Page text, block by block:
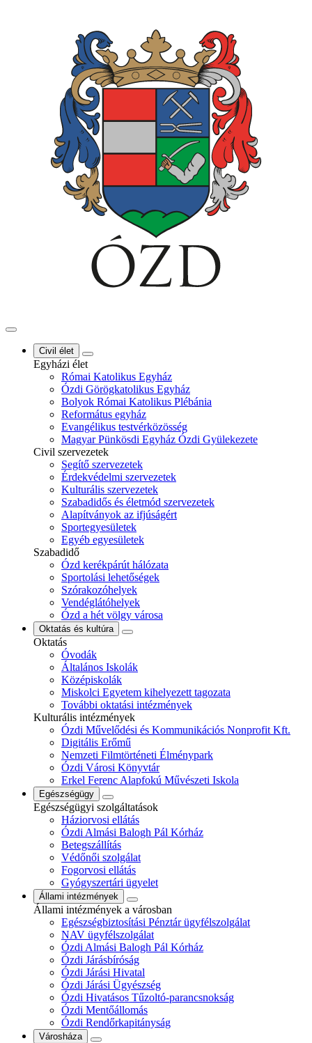
Civil élet
Egyházi élet
Római Katolikus Egyház
Ózdi Görögkatolikus Egyház
Bolyok Római Katolikus Plébánia
Református egyház
Evangélikus testvérközösség
Magyar Pünkösdi Egyház Ózdi Gyülekezete
Civil szervezetek
Segítő szervezetek
Érdekvédelmi szervezetek
Kulturális szervezetek
Szabadidős és életmód szervezetek
Alapítványok az ifjúságért
Sportegyesületek
Egyéb egyesületek
Szabadidő
Ózd kerékpárút hálózata
Sportolási lehetőségek
Szórakozóhelyek
Vendéglátóhelyek
Ózd a hét völgy városa
Oktatás és kultúra
Oktatás
Óvodák
Általános Iskolák
Középiskolák
Miskolci Egyetem kihelyezett tagozata
További oktatási intézmények
Kulturális intézmények
Ózdi Művelődési és Kommunikációs Nonprofit Kft.
Digitális Erőmű
Nemzeti Filmtörténeti Élménypark
Ózdi Városi Könyvtár
Erkel Ferenc Alapfokú Művészeti Iskola
Egészségügy
Egészségügyi szolgáltatások
Háziorvosi ellátás
Ózdi Almási Balogh Pál Kórház
Betegszállítás
Védőnői szolgálat
Fogorvosi ellátás
Gyógyszertári ügyelet
Állami intézmények
Állami intézmények a városban
Egészségbiztosítási Pénztár ügyfélszolgálat
NAV ügyfélszolgálat
Ózdi Almási Balogh Pál Kórház
Ózdi Járásbíróság
Ózdi Járási Hivatal
Ózdi Járási Ügyészség
Ózdi Hivatásos Tűzoltó-parancsnokság
Ózdi Mentőállomás
Ózdi Rendőrkapitányság
Városháza